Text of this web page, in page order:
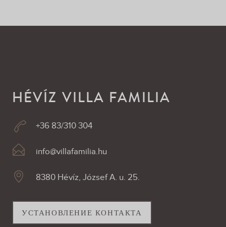
HÉVÍZ VILLA FAMILIA
+36 83/310 304
info@villafamilia.hu
8380 Hévíz, József A. u. 25.
УСТАНОВЛЕНИЕ КОНТАКТА